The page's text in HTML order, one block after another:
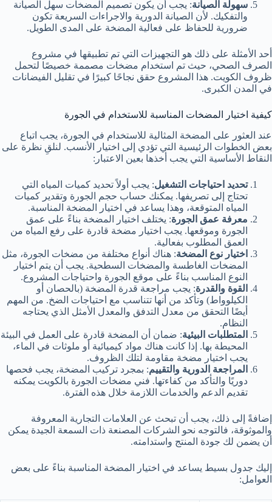
سهولة الصيانة: يجب أن يكون تصميم المضخات سهل الصيانة
والتفكيك. لأن الصيانة الدورية والاجراءات السريعة تكون
ضرورية للحفاظ على فعالية المضخة على المدى الطويل.
أحد الأمثلة على ذلك هو التجهيزات التي تم تطبيقها في مشروع
الصرف الصحي، حيث تم استخدام مضخات مصممة خصيصًا لتحمل
ظروف الكويت. هذا المشروع حقق نجاحًا كبيرًا في تقليل الفيضانات
في المدن الكبرى.
كيفية اختيار المضخات المناسبة للاستخدام في الجورة
عند العثور على المضخة المثالية للاستخدام في الجورة، يجب اتباع
بعض الخطوات الرئيسية التي تؤدي إلى اختيار الأنسب. لنلقِ نظرة على
النقاط الأساسية التي يجب أخذها بعين الاعتبار:
تحديد احتياجات التشغيل: يجب أولاً تحديد كميات المياه التي
تحتاج إلى تصريفها. يمكنك حساب حجم الجورة وتقدير كميات
المياه المتوقعة، وهذا يساعد في اختيار المضخة المناسبة.
معرفة عمق الجورة: يختلف اختيار المضخة بناءً على عمق
الجورة وموقعها. يجب اختيار مضخة قادرة على رفع المياه من
العمق المطلوب بفعالية.
اختيار نوع المضخة: هناك أنواع مختلفة من مضخات الجورة، مثل
المضخات الغاطسة والمضخات السطحية. يجب أن يتم اختيار
النوع المناسب بناءً على موقع الجورة واحتياجات المشروع.
القوة والقدرة: يجب مراجعة قدرة المضخة (بالحصان أو
الكيلوواط) وتأكد من أنها تتناسب مع احتياجات الضخ. من المهم
أيضًا التحقق من معدل التدفق والمعدل الأمثل الذي يحتاجه
النظام.
المتطلبات البيئية: ضمان أن المضخة قادرة على العمل في البيئة
المحيطة بها. إذا كانت هناك مواد كيميائية أو ملوثات في الماء،
يجب اختيار مضخة مقاومة لتلك الظروف.
المراجعة الدورية والتقييم: بمجرد تركيب المضخة، يجب فحصها
دوريًا والتأكد من كفاءتها. فني مضخات الجورة بالكويت يمكنه
تقديم الدعم والخدمات اللازمة خلال هذه الفترة.
إضافةً إلى ذلك، يجب أن تبحث عن العلامات التجارية المعروفة
والموثوقة، فالتوجه نحو الشركات المصنعة ذات السمعة الجيدة يمكن
أن يضمن لك جودة المنتج واستدامته.
إليك جدول بسيط يساعد في اختيار المضخة المناسبة بناءً على بعض
العوامل: